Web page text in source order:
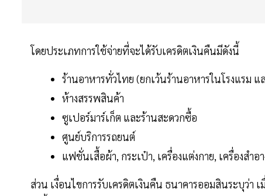
โดยประเภทการใช้จ่ายที่จะได้รับเครดิตเงินคืนมีดังนี้
ร้านอาหารทั่วไทย (ยกเว้นร้านอาหารในโรงแรม แ
ห้างสรรพสินค้า
ซูเปอร์มาร์เก็ต และร้านสะดวกซื้อ
ศูนย์บริการรถยนต์
แฟชั่นเสื้อผ้า, กระเป๋า, เครื่องแต่งกาย, เครื่องส
ส่วน เงื่อนไขการรับเครดิตเงินคืน ธนาคารออมสินระบุว่า